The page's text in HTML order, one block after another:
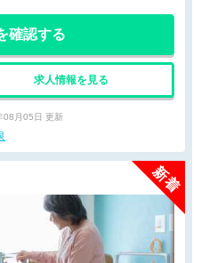
確認する
求人情報を見る
08月05日 更新